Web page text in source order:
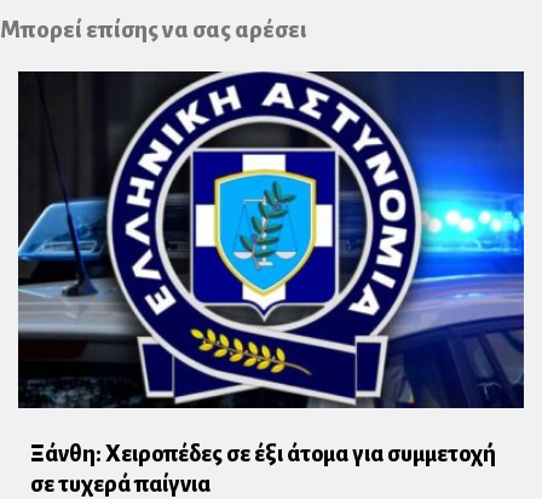
Plus
Μπορεί επίσης να σας αρέσει
Ξάνθη: Χειροπέδες σε έξι άτομα για συμμετοχή
σε τυχερά παίγνια